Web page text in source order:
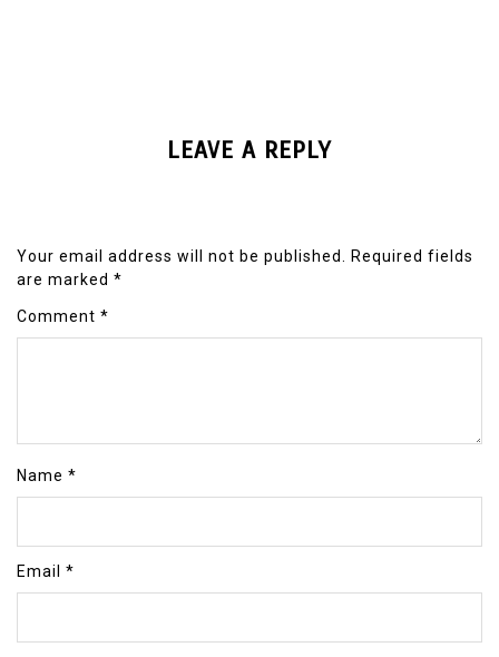
LEAVE A REPLY
Your email address will not be published. Required fields
are marked *
Comment *
Name *
Email *